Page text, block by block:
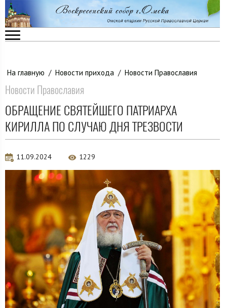
На главную / Новости прихода / Новости Православия
Новости Православия
ОБРАЩЕНИЕ СВЯТЕЙШЕГО ПАТРИАРХА
КИРИЛЛА ПО СЛУЧАЮ ДНЯ ТРЕЗВОСТИ
11.09.2024 1229